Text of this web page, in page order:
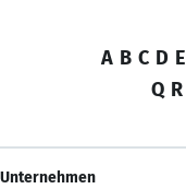
A B C D E
Q R
Unternehmen